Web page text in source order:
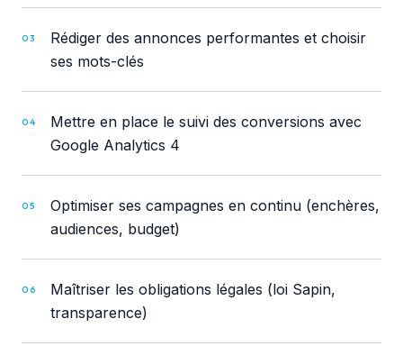
03
Rédiger des annonces performantes et choisir
ses mots-clés
04
Mettre en place le suivi des conversions avec
Google Analytics 4
05
Optimiser ses campagnes en continu (enchères,
audiences, budget)
06
Maîtriser les obligations légales (loi Sapin,
transparence)